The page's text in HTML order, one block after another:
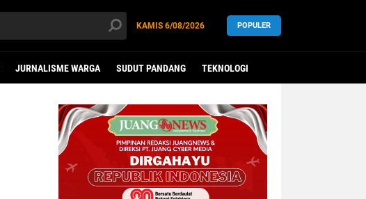
KAMIS 6/08/2026 POPULER
JURNALISME WARGA SUDUT PANDANG TEKNOLOGI